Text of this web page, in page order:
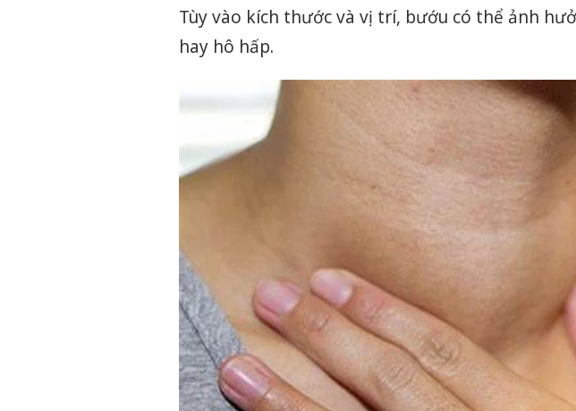
Tùy vào kích thước và vị trí, bướu có thể ảnh
hay hô hấp.